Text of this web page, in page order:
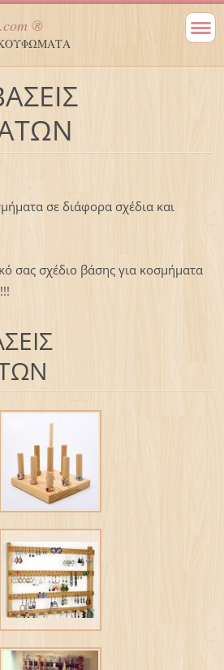
®
σε διάφορα σχέδια και
σας σχέδιο βάσης για κοσμήματα